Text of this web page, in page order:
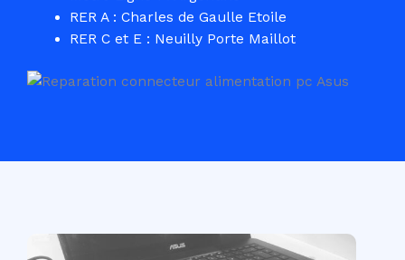
RER A : Charles de Gaulle Etoile
RER C et E : Neuilly Porte Maillot